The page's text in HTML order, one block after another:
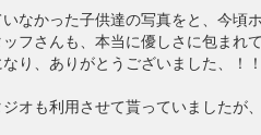
なかった子供達の写真をと、今頃
フさんも、本当に優しさに包まれ
り、ありがとうございました、！！
オも利用させて貰っていましたが